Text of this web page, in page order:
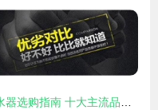
净水器选购指南 十大主流品牌优势劣势全解析